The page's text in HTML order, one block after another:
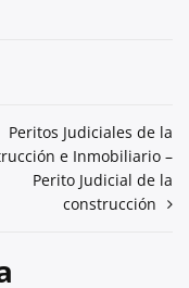
Peritos Judiciales de la
e Inmobiliario –
Perito Judicial de la
construcción